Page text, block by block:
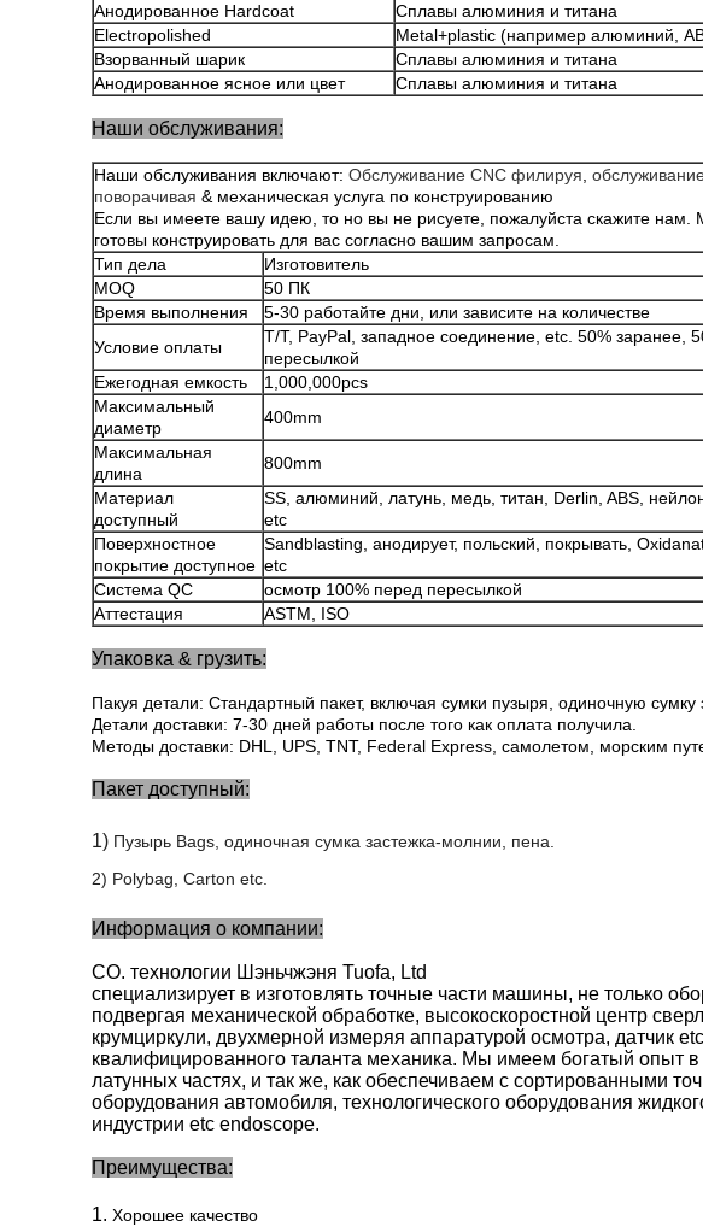
Анодированное Hardcoat
Сплавы алюминия и титана
Electropolished
Metal+plastic (например алюминий,
Взорванный шарик
Сплавы алюминия и титана
Анодированное ясное или цвет
Сплавы алюминия и титана
Наши обслуживания:
Наши обслуживания включают: Обслуживание CNC филируя
поворачивая & механическая услуга по конструированию
Если вы имеете вашу идею, то но вы не рисуете, пожалуйста скажите нам.
готовы конструировать для вас согласно вашим запросам.
Тип дела
Изготовитель
MOQ
50 ПК
Время выполнения
5-30 работайте дни, или зависите на количестве
Условие оплаты
T/T, PayPal, западное соединение, etc. 50% заранее,
пересылкой
Ежегодная емкость
1,000,000pcs
Максимальный
диаметр
400mm
Максимальная
длина
800mm
Материал
доступный
SS, алюминий, латунь, медь, титан, Derlin, ABS,
etc
Поверхностное
покрытие доступное
Sandblasting, анодирует, польский, покрывать,
etc
Система QC
осмотр 100% перед пересылкой
Аттестация
ASTM, ISO
Упаковка & грузить:
Пакуя детали: Стандартный пакет, включая сумки пузыря, одиночную сумку
Детали доставки: 7-30 дней работы после того как оплата получила.
Методы доставки: DHL, UPS, TNT, Federal Express, самолетом, морским
Пакет доступный:
1) Пузырь Bags, одиночная сумка застежка-молнии, пена
2) Polybag, Carton etc
Информация о компании:
CO. технологии Шэньчжэня Tuofa, Ltd
специализирует в изготовлять точные части машины, не только
подвергая механической обработке, высокоскоростной центр
крумциркули, двухмерной измеряя аппаратурой осмотра, датчик
квалифицированного таланта механика. Мы имеем богатый опыт
латунных частях, и так же, как обеспечиваем с сортированными
оборудования автомобиля, технологического оборудования
индустрии etc endoscope.
Преимущества:
1. Хорошее качество